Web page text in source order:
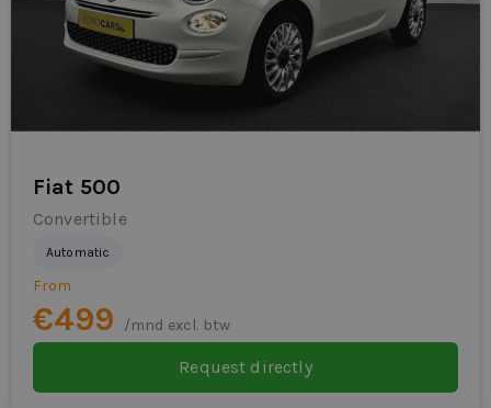
Fiat 500
Convertible
Automatic
From
€499 /mnd excl. btw
Request directly